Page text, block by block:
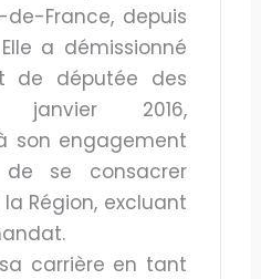
France, depuis
a démissionné
de députée des
janvier 2016,
son engagement
se consacrer
Région, excluant
carrière en tant